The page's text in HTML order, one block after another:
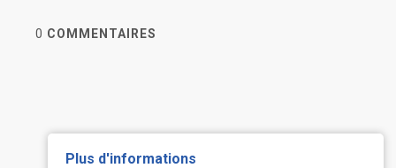
0 COMMENTAIRES
Plus d'informations